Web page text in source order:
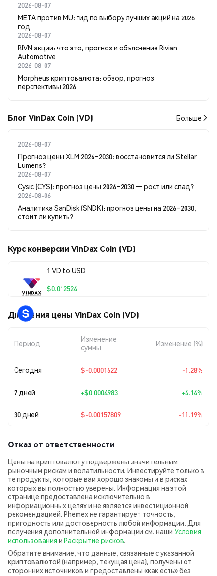
2026-08-07
META против MU: гид по выбору лучших акций на 2026
год
2026-08-07
RIVN акции: что это, прогноз и объяснение Rivian
Automotive
2026-08-07
Morpheus криптовалюта: обзор, прогноз,
перспективы 2026
Блог VinDax Coin (VD) Больше
2026-08-07
Прогноз цены XLM 2026–2030: восстановится ли Stellar
Lumens?
2026-08-07
Cysic (CYS): прогноз цены 2026–2030 — рост или спад?
2026-08-06
Аналитика SanDisk (SNDK): прогноз цены на 2026–2030,
стоит ли купить?
Курс конверсии VinDax Coin (VD)
1 VD to USD
$0.012524
Движения цены VinDax Coin (VD)
Период
Изменение
суммы
Изменение (%)
Сегодня $-0.0001622 -1.28%
7 дней +$0.0004983 +4.14%
30 дней $-0.00157809 -11.19%
Отказ от ответственности
Цены на криптовалюту подвержены значительным
рыночным рискам и волатильности. Инвестируйте только в
те продукты, которые вам хорошо знакомы и в рисках
которых вы полностью уверены. Информация на этой
странице предоставлена исключительно в
информационных целях и не является инвестиционной
рекомендацией. Phemex не гарантирует точность,
пригодность или достоверность любой информации. Для
получения дополнительной информации см. наши Условия
использования и Раскрытие рисков.
Обратите внимание, что данные, связанные с указанной
криптовалютой (например, текущая цена), получены от
сторонних источников и предоставлены «как есть» без